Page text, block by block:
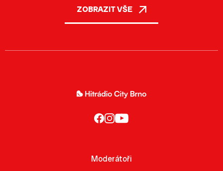
ZOBRAZIT VŠE
Moderátoři